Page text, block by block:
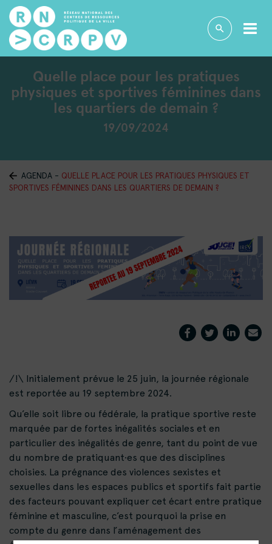
Quelle place pour les pratiques
physiques et sportives féminines dans
les quartiers de demain ?
19/09/2024
AGENDA - QUELLE PLACE POUR LES PRATIQUES PHYSIQUES ET
SPORTIVES FÉMININES DANS LES QUARTIERS DE DEMAIN ?
/!\ Initialement prévue le 25 juin, la journée régionale
est reportée au 19 septembre 2024.
Qu’elle soit libre ou fédérale, la pratique sportive reste
marquée par de fortes inégalités sociales et en
particulier des inégalités de genre, tant du point de vue
du nombre de pratiquant·es que des disciplines
choisies. La prégnance des violences sexistes et
sexuelles dans les espaces publics et sportifs fait partie
des facteurs pouvant expliquer cet écart entre pratique
féminine et masculine, c’est pourquoi la prise en
compte du genre dans l’aménagement des